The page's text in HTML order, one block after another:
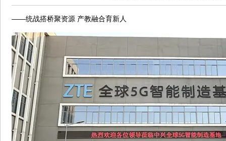
——统战搭桥聚资源 产教融合育新人